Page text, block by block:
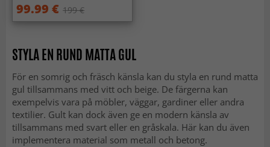
99.99 € 199 €
STYLA EN RUND MATTA GUL
För en somrig och fräsch känsla kan du styla en rund matta
gul tillsammans med vitt och beige. De färgerna kan
exempelvis vara på möbler, väggar, gardiner eller andra
textilier. Gult kan dock även ge en modern känsla av
tillsammans med svart eller en gråskala. Här kan du även
implementera material som metall och betong.